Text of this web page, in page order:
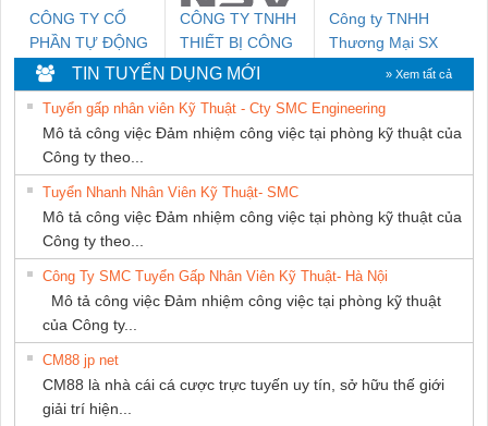
CÔNG TY CỔ
PHẦN TỰ ĐỘNG
TIẾN HƯNG
CÔNG TY TNHH
THIẾT BỊ CÔNG
NGHIỆP NIHON
SETSUBI VIỆT
NAM
Công ty TNHH
Thương Mại SX
TIN TUYỂN DỤNG MỚI » Xem tất cả
Tuyển gấp nhân viên Kỹ Thuật - Cty SMC Engineering
Mô tả công việc Đảm nhiệm công việc tại phòng kỹ thuật của
Công ty theo...
Tuyển Nhanh Nhân Viên Kỹ Thuật- SMC
Mô tả công việc Đảm nhiệm công việc tại phòng kỹ thuật của
Công ty theo...
Công Ty SMC Tuyển Gấp Nhân Viên Kỹ Thuật- Hà Nội
Mô tả công việc Đảm nhiệm công việc tại phòng kỹ thuật
của Công ty...
CM88 jp net
CM88 là nhà cái cá cược trực tuyến uy tín, sở hữu thế giới
giải trí hiện...